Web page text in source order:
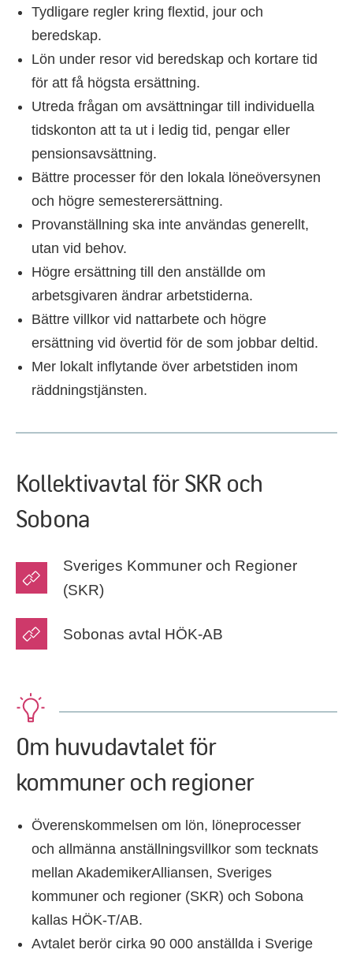
Tydligare regler kring flextid, jour och
beredskap.
Lön under resor vid beredskap och kortare tid
för att få högsta ersättning.
Utreda frågan om avsättningar till individuella
tidskonton att ta ut i ledig tid, pengar eller
pensionsavsättning.
Bättre processer för den lokala löneöversynen
och högre semesterersättning.
Provanställning ska inte användas generellt,
utan vid behov.
Högre ersättning till den anställde om
arbetsgivaren ändrar arbetstiderna.
Bättre villkor vid nattarbete och högre
ersättning vid övertid för de som jobbar deltid.
Mer lokalt inflytande över arbetstiden inom
räddningstjänsten.
Kollektivavtal för SKR och
Sobona
Sveriges Kommuner och Regioner
(SKR)
Sobonas avtal HÖK-AB
Om huvudavtalet för
kommuner och regioner
Överenskommelsen om lön, löneprocesser
och allmänna anställningsvillkor som tecknats
mellan AkademikerAlliansen, Sveriges
kommuner och regioner (SKR) och Sobona
kallas HÖK-T/AB.
Avtalet berör cirka 90 000 anställda i Sverige